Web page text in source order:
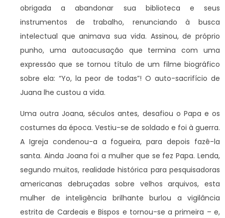
obrigada a abandonar sua biblioteca e seus
instrumentos de trabalho, renunciando à busca
intelectual que animava sua vida. Assinou, de próprio
punho, uma autoacusação que termina com uma
expressão que se tornou título de um filme biográfico
sobre ela: “Yo, la peor de todas”! O auto-sacrifício de
Juana lhe custou a vida.
Uma outra Joana, séculos antes, desafiou o Papa e os
costumes da época. Vestiu-se de soldado e foi à guerra.
A Igreja condenou-a a fogueira, para depois fazê-la
santa. Ainda Joana foi a mulher que se fez Papa. Lenda,
segundo muitos, realidade histórica para pesquisadoras
americanas debruçadas sobre velhos arquivos, esta
mulher de inteligência brilhante burlou a vigilância
estrita de Cardeais e Bispos e tornou-se a primeira – e,